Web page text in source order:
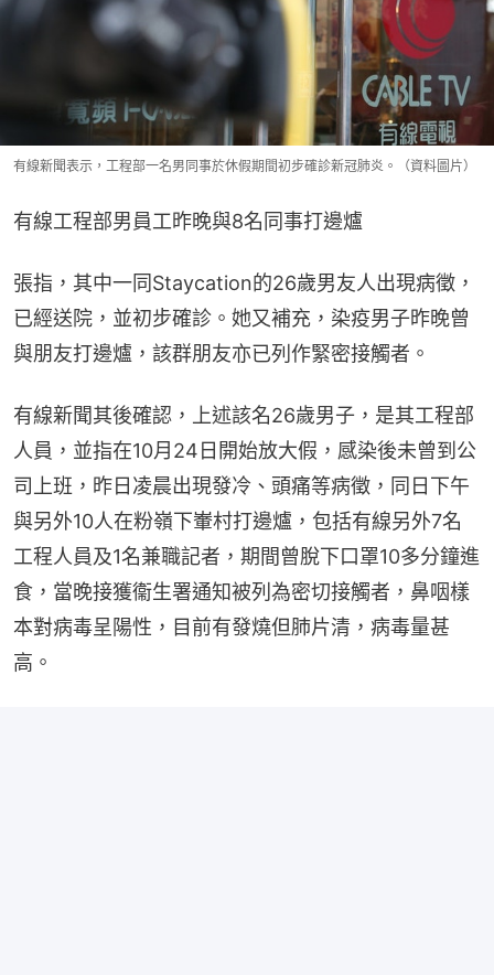
有線新聞表示，工程部一名男同事於休假期間初步確診新冠肺炎。（資料圖片）
有線工程部男員工昨晚與8名同事打邊爐
張指，其中一同Staycation的26歲男友人出現病徵，
已經送院，並初步確診。她又補充，染疫男子昨晚曾
與朋友打邊爐，該群朋友亦已列作緊密接觸者。
有線新聞其後確認，上述該名26歲男子，是其工程部
人員，並指在10月24日開始放大假，感染後未曾到公
司上班，昨日凌晨出現發冷、頭痛等病徵，同日下午
與另外10人在粉嶺下輋村打邊爐，包括有線另外7名
工程人員及1名兼職記者，期間曾脫下口罩10多分鐘進
食，當晚接獲衞生署通知被列為密切接觸者，鼻咽樣
本對病毒呈陽性，目前有發燒但肺片清，病毒量甚
高。